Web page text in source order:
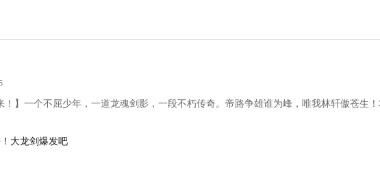
！】一个不屈少年，一道龙魂剑影，一段不朽传奇。帝路争雄谁为峰，唯我林轩傲苍生
大龙剑爆发吧